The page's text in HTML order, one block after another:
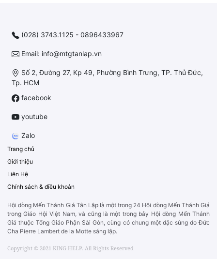
(028) 3743.1125 - 0896433967
Email: info@mtgtanlap.vn
Số 2, Đường 27, Kp 49, Phường Bình Trưng, TP. Thủ Đức,
Tp. HCM
facebook
youtube
Zalo
Trang chủ
Giới thiệu
Liên Hệ
Chính sách & điều khoản
Hội dòng Mến Thánh Giá Tân Lập là một trong 24 Hội dòng Mến Thánh Giá
trong Giáo Hội Việt Nam, và cũng là một trong bảy Hội dòng Mến Thánh
Giá thuộc Tổng Giáo Phận Sài Gòn, cùng có chung một đặc sủng do Đức
Cha Pierre Lambert de la Motte sáng lập.
Copyright © 2021 KING HELP. All Rights Reserved